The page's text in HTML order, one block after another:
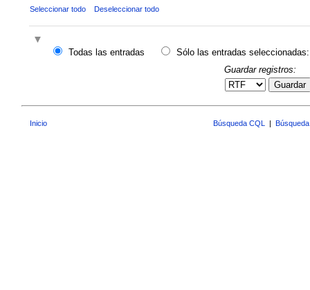
Seleccionar todo Deseleccionar todo
Todas las entradas
Sólo las entradas seleccionadas:
Guardar registros:
Guardar
Inicio Búsqueda CQL